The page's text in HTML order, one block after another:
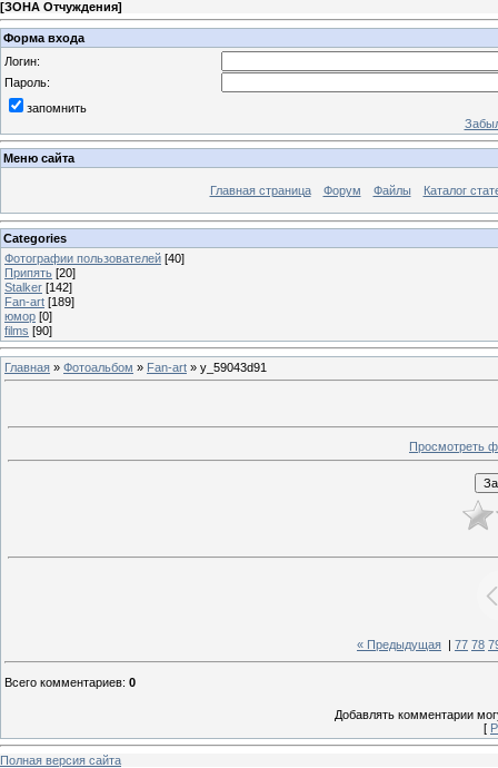
[ЗОНА Отчуждения]
Форма входа
Логин:
Пароль:
запомнить
Меню сайта
Главная страница Форум Файлы Каталог
Categories
Фотографии пользователей [40]
Припять [20]
Stalker [142]
Fan-art [189]
юмор [0]
films [90]
Главная » Фотоальбом » Fan-art » y_59043d91
Просмотреть
« Предыдущая 77 78
Всего комментариев: 0
Добавлять комментарии
[
Полная версия сайта